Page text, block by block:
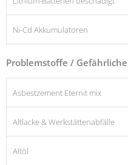
Ni-Cd Akkumulatoren
Problemstoffe /
Asbestzement Eternit mix
Altlacke & Werkstättenabfälle
Altöl